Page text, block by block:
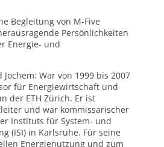
Begleitung von M-Five
Persönlichkeiten
Energie- und
Jochem: War von 1999 bis 2007
für Energiewirtschaft und
der ETH Zürich. Er ist
und war kommissarischer
Instituts für System- und
(ISI) in Karlsruhe. Für seine
Energienutzung und zum